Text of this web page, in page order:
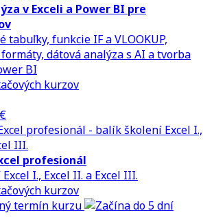
v Exceli a Power BI pre
tabuľky, funkcie IF a VLOOKUP,
dátová analýza s AI a tvorba
BI
profesionál
I., Excel II. a Excel III.